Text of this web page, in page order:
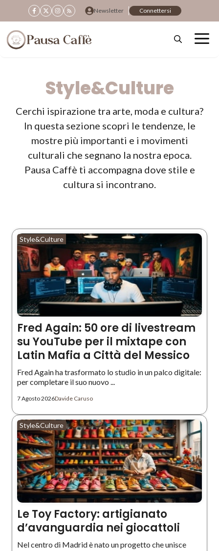
al
contenuto
Newsletter Connettersi
Style&Culture
Cerchi ispirazione tra arte, moda e cultura?
In questa sezione scopri le tendenze, le
mostre più importanti e i movimenti
culturali che segnano la nostra epoca.
Pausa Caffè ti accompagna dove stile e
cultura si incontrano.
Style&Culture
Fred Again: 50 ore di livestream
su YouTube per il mixtape con
Latin Mafia a Città del Messico
Fred Again ha trasformato lo studio in un palco digitale:
per completare il suo nuovo ...
7 Agosto 2026Davide Caruso
Style&Culture
Le Toy Factory: artigianato
d’avanguardia nei giocattoli
Nel centro di Madrid è nato un progetto che unisce